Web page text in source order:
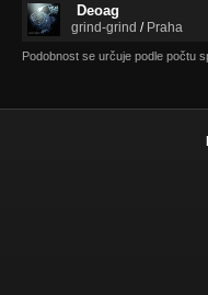
Deoag
grind-grind / Praha
Podobnost se určuje podle počtu